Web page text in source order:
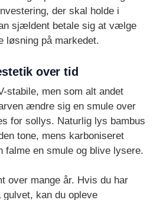
der skal holde i
sjældent betale sig at vælge
løsning på markedet.
over tid
stabile, men som alt andet
ændre sig en smule over
for sollys. Naturlig lys bambus
tone, mens karboniseret
falme en smule og blive lysere.
over mange år. Hvis du har
kan du opleve